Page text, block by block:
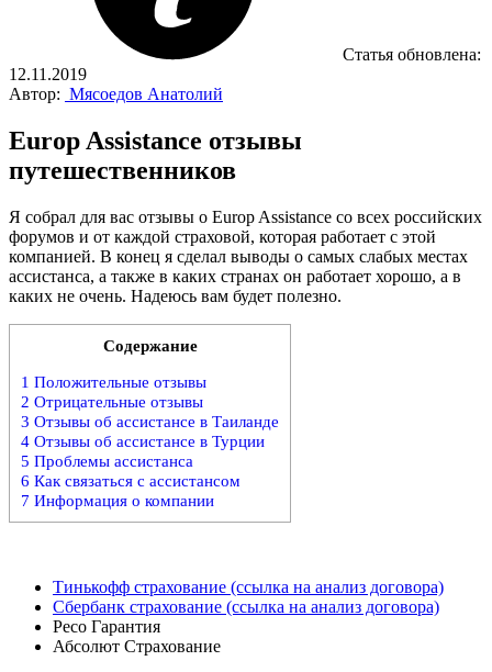
Статья обновлена:
12.11.2019
Автор: Мясоедов Анатолий
Europ Assistance отзывы
путешественников
Я собрал для вас отзывы о Europ Assistance со всех российских
форумов и от каждой страховой, которая работает с этой
компанией. В конец я сделал выводы о самых слабых местах
ассистанса, а также в каких странах он работает хорошо, а в
каких не очень. Надеюсь вам будет полезно.
Содержание
1 Положительные отзывы
2 Отрицательные отзывы
3 Отзывы об ассистансе в Таиланде
4 Отзывы об ассистансе в Турции
5 Проблемы ассистанса
6 Как связаться с ассистансом
7 Информация о компании
Тинькофф страхование (ссылка на анализ договора)
Сбербанк страхование (ссылка на анализ договора)
Ресо Гарантия
Абсолют Страхование